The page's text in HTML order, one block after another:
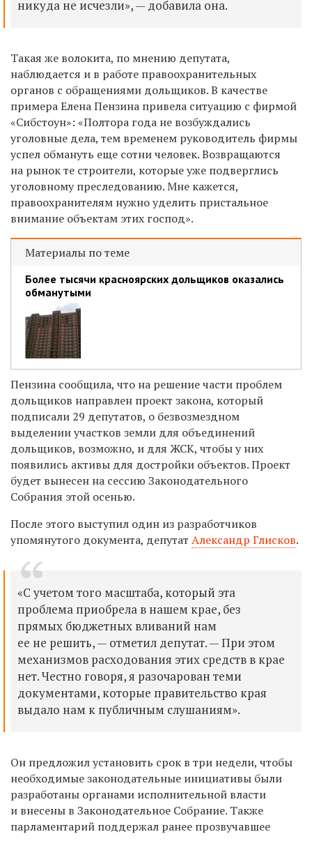
никуда не исчезли», — добавила она.
Такая же волокита, по мнению депутата,
наблюдается и в работе правоохранительных
органов с обращениями дольщиков. В качестве
примера Елена Пензина привела ситуацию с фирмой
«Сибстоун»: «Полтора года не возбуждались
уголовные дела, тем временем руководитель фирмы
успел обмануть еще сотни человек. Возвращаются
на рынок те строители, которые уже подверглись
уголовному преследованию. Мне кажется,
правоохранителям нужно уделить пристальное
внимание объектам этих господ».
Материалы по теме
Более тысячи красноярских дольщиков оказались
обманутыми
Пензина сообщила, что на решение части проблем
дольщиков направлен проект закона, который
подписали 29 депутатов, о безвозмездном
выделении участков земли для объединений
дольщиков, возможно, и для ЖСК, чтобы у них
появились активы для достройки объектов. Проект
будет вынесен на сессию Законодательного
Собрания этой осенью.
После этого выступил один из разработчиков
упомянутого документа, депутат Александр Глисков.
«С учетом того масштаба, который эта
проблема приобрела в нашем крае, без
прямых бюджетных вливаний нам
ее не решить, — отметил депутат. — При этом
механизмов расходования этих средств в крае
нет. Честно говоря, я разочарован теми
документами, которые правительство края
выдало нам к публичным слушаниям».
Он предложил установить срок в три недели, чтобы
необходимые законодательные инициативы были
разработаны органами исполнительной власти
и внесены в Законодательное Собрание. Также
парламентарий поддержал ранее прозвучавшее